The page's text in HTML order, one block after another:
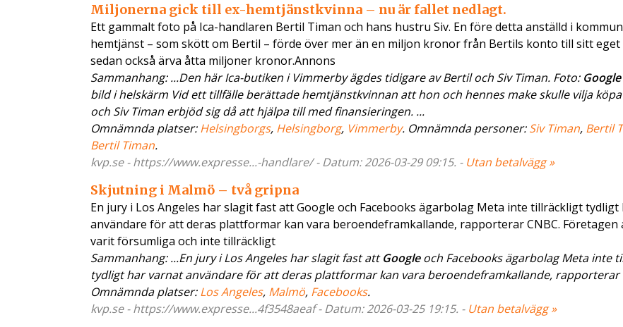
Miljonerna gick till ex-hemtjänstkvinna – nu är fallet nedlagt.
Ett gammalt foto på Ica-handlaren Bertil Timan och hans hustru Siv. En före detta anställd i
hemtjänst – som skött om Bertil – förde över mer än en miljon kronor från Bertils konto till sitt eget
sedan också ärva åtta miljoner kronor.Annons
Sammanhang: ...Den här Ica-butiken i Vimmerby ägdes tidigare av Bertil och Siv Timan. Foto: Google
bild i helskärm Vid ett tillfälle berättade hemtjänstkvinnan att hon och hennes make skulle vilja
och Siv Timan erbjöd sig då att hjälpa till med finansieringen. ...
Omnämnda platser:Helsingborgs, Helsingborg, Vimmerby. Omnämnda personer:Siv Timan, Bertil
Bertil Timan.
kvp.se - https://www.expresse...-handlare/ - Datum: 2026-03-29 09:15. - Utan betalvägg »
Skjutning i Malmö – två gripna
En jury i Los Angeles har slagit fast att Google och Facebooks ägarbolag Meta inte tillräckligt
användare för att deras plattformar kan vara beroendeframkallande, rapporterar CNBC. Företagen
varit försumliga och inte tillräckligt
Sammanhang: ...En jury i Los Angeles har slagit fast attGoogleoch Facebooks ägarbolag Meta inte
tydligt har varnat användare för att deras plattformar kan vara beroendeframkallande, rapporterar
Omnämnda platser:Los Angeles, Malmö, Facebooks.
kvp.se - https://www.expresse...4f3548aeaf - Datum: 2026-03-25 19:15. - Utan betalvägg »